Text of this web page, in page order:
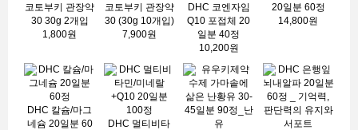
코토부키 관장약
30 30g 2개입
1,800원
코토부키 관장약
30 (30g 10개입)
7,900원
DHC 코엔자임
Q10 포접체 20
일분 40정
10,200원
20일분 60정
14,800원
DHC 칼슘/마그
네슘 20일분 60
DHC 멀티비타